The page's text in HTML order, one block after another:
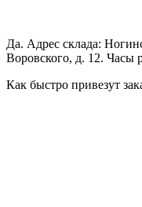
Да. Адрес склада:
Воровского, д. 12. Часы
Как быстро привезут